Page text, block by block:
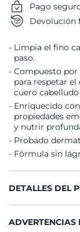
Pago
Devolución
Limpia el fino
paso.
Compuesto por
para respetar
cuero cabelludo
Enriquecido
propiedades
y nutrir
Probado
Fórmula sin
DETALLES DEL
ADVERTENCIAS